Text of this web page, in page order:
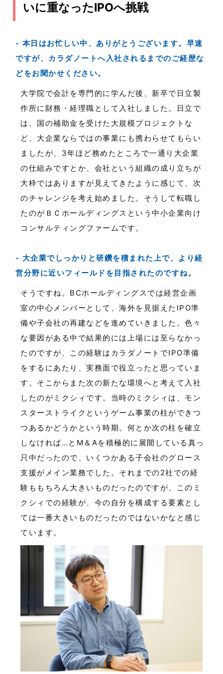
いに重なったIPOへ挑戦
本日はお忙しい中、ありがとうございます。早速
ですが、カラダノートへ入社されるまでのご経歴な
どをお聞かせください。
大学院で会計を専門的に学んだ後、新卒で日立製
作所に財務・経理職として入社しました。日立で
は、国の補助金を受けた大規模プロジェクトな
ど、大企業ならではの事業にも携わらせてもらい
ましたが、3年ほど務めたところで一通り大企業
の仕組みですとか、会社という組織の成り立ちが
大枠ではありますが見えてきたように感じて、次
のチャレンジを考え始めました。そうして転職し
たのがＢＣホールディングスという中小企業向け
コンサルティングファームです。
大企業でしっかりと研鑽を積まれた上で、より経
営分野に近いフィールドを目指されたのですね。
そうですね。BCホールディングスでは経営企画
室の中心メンバーとして、海外を見据えたIPO準
備や子会社の再建などを進めていきました。色々
な要因がある中で結果的には上場には至らなかっ
たのですが、この経験はカラダノートでIPO準備
をするにあたり、実務面で役立ったと思っていま
す。そこからまた次の新たな環境へと考えて入社
したのがミクシィです。当時のミクシィは、モン
スターストライクというゲーム事業の柱ができつ
つあるかどうかという時期。何とか次の柱を確立
しなければ…とM＆Aを積極的に展開している真っ
只中だったので、いくつかある子会社のグロース
支援がメイン業務でした。それまでの2社での経
験ももちろん大きいものだったのですが、このミ
クシィでの経験が、今の自分を構成する要素とし
ては一番大きいものだったのではないかなと感じ
ています。